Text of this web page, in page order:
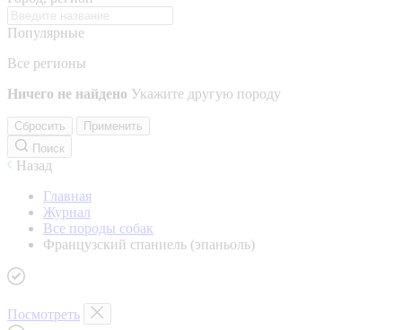
Популярные
Все регионы
Ничего не найдено Укажите другую породу
Сбросить
Применить
Поиск
Назад
Главная
Журнал
Все породы собак
Французский спаниель (эпаньоль)
Посмотреть